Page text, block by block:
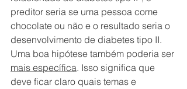
preditor seria se uma pessoa come
chocolate ou não e o resultado seria o
desenvolvimento de diabetes tipo II.
Uma boa hipótese também poderia ser
mais específica. Isso significa que
deve ficar claro quais temas e